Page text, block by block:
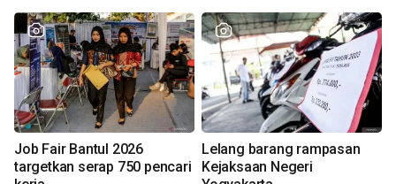
Job Fair Bantul 2026
targetkan serap 750 pencari
Lelang barang rampasan
Kejaksaan Negeri